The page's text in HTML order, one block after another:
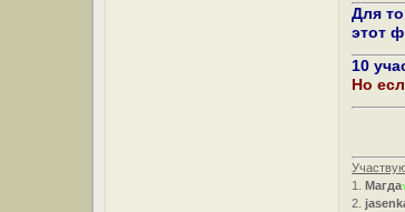
Для
этот
10
Но
1.Магда
2.